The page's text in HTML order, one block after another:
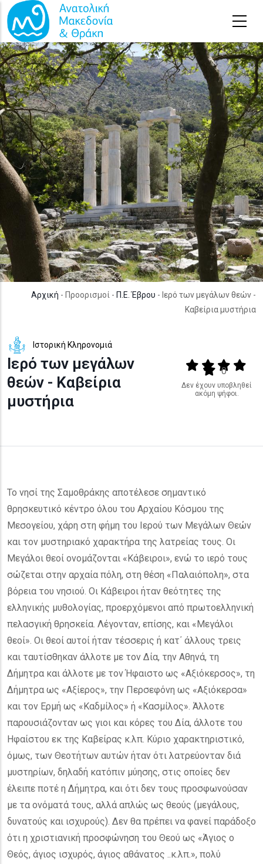
Παράκαμψη προς το κυρίως περιεχόμενο
Αρχική - Προορισμοί - Π.Ε. Έβρου - Ιερό των μεγάλων θεών -
Καβείρια μυστήρια
Ιστορική Κληρονομιά
Ιερό των μεγάλων
θεών - Καβείρια
μυστήρια
Output format
(star)(star)(star)
(star)
0
Δεν έχουν υποβληθεί
ακόμη ψήφοι.
Το νησί της Σαμοθράκης αποτέλεσε σημαντικό
θρησκευτικό κέντρο όλου του Αρχαίου Κόσμου της
Μεσογείου, χάρη στη φήμη του Ιερού των Μεγάλων Θεών
και τον μυστηριακό χαρακτήρα της λατρείας τους. Οι
Μεγάλοι θεοί ονομάζονται «Κάβειροι», ενώ το ιερό τους
σώζεται στην αρχαία πόλη, στη θέση «Παλαιόπολη», στα
βόρεια του νησιού. Οι Κάβειροι ήταν θεότητες της
ελληνικής μυθολογίας, προερχόμενοι από πρωτοελληνική
πελασγική θρησκεία. Λέγονταν, επίσης, και «Μεγάλοι
θεοί». Οι θεοί αυτοί ήταν τέσσερις ή κατ΄ άλλους τρεις
και ταυτίσθηκαν άλλοτε με τον Δία, την Αθηνά, τη
Δήμητρα και άλλοτε με τον Ήφαιστο ως «Αξιόκερσος», τη
Δήμητρα ως «Αξίερος», την Περσεφόνη ως «Αξιόκερσα»
και τον Ερμή ως «Καδμίλος» ή «Κασμίλος». Άλλοτε
παρουσιάζονταν ως γιοι και κόρες του Δία, άλλοτε του
Ηφαίστου εκ της Καβείρας κ.λπ. Κύριο χαρακτηριστικό,
όμως, των Θεοτήτων αυτών ήταν ότι λατρεύονταν διά
μυστηρίων, δηλαδή κατόπιν μύησης, στις οποίες δεν
έλειπε ποτέ η Δήμητρα, και ότι δεν τους προσφωνούσαν
με τα ονόματά τους, αλλά απλώς ως θεούς (μεγάλους,
δυνατούς και ισχυρούς). Δεν θα πρέπει να φανεί παράδοξο
ότι η χριστιανική προσφώνηση του Θεού ως «Άγιος ο
Θεός, άγιος ισχυρός, άγιος αθάνατος ..κ.λπ.», πολύ